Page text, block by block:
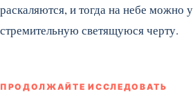
раскаляются, и тогда на небе можно
стремительную светящуюся черту.
ПРОДОЛЖАЙТЕ ИССЛЕДОВАТЬ